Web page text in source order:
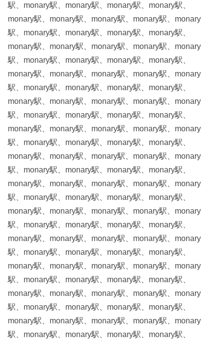
駅、monary駅、monary駅、monary駅、monary駅、
monary駅、monary駅、monary駅、monary駅、monary
駅、monary駅、monary駅、monary駅、monary駅、
monary駅、monary駅、monary駅、monary駅、monary
駅、monary駅、monary駅、monary駅、monary駅、
monary駅、monary駅、monary駅、monary駅、monary
駅、monary駅、monary駅、monary駅、monary駅、
monary駅、monary駅、monary駅、monary駅、monary
駅、monary駅、monary駅、monary駅、monary駅、
monary駅、monary駅、monary駅、monary駅、monary
駅、monary駅、monary駅、monary駅、monary駅、
monary駅、monary駅、monary駅、monary駅、monary
駅、monary駅、monary駅、monary駅、monary駅、
monary駅、monary駅、monary駅、monary駅、monary
駅、monary駅、monary駅、monary駅、monary駅、
monary駅、monary駅、monary駅、monary駅、monary
駅、monary駅、monary駅、monary駅、monary駅、
monary駅、monary駅、monary駅、monary駅、monary
駅、monary駅、monary駅、monary駅、monary駅、
monary駅、monary駅、monary駅、monary駅、monary
駅、monary駅、monary駅、monary駅、monary駅、
monary駅、monary駅、monary駅、monary駅、monary
駅、monary駅、monary駅、monary駅、monary駅、
monary駅、monary駅、monary駅、monary駅、monary
駅、monary駅、monary駅、monary駅、monary駅、